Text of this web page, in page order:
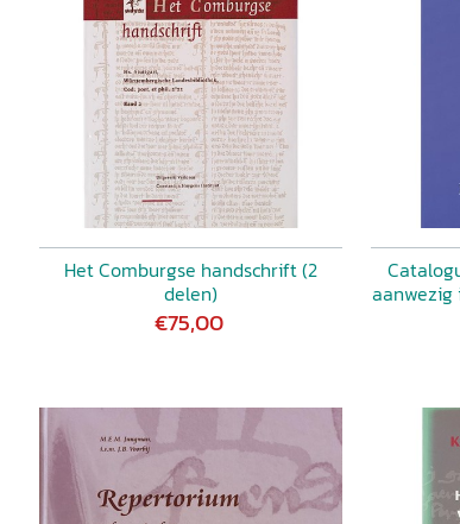
Het Comburgse handschrift (2
delen)
€75,00
aanwezig